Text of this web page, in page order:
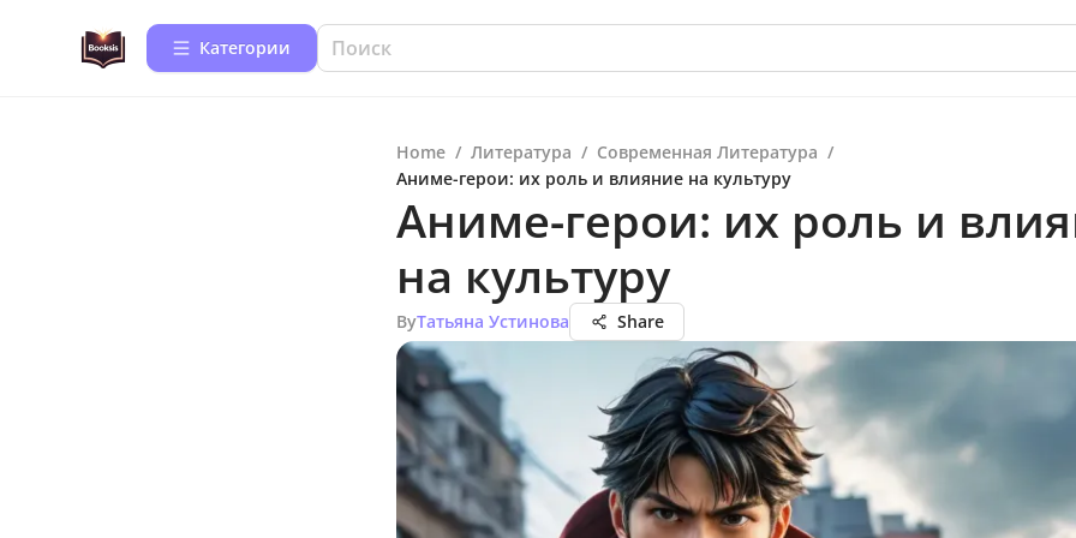
Категории
Home / Литература / Современная Литература /
Аниме-герои: их роль и влияние на культуру
Аниме-герои: их роль и
на культуру
ByТатьяна Устинова Share